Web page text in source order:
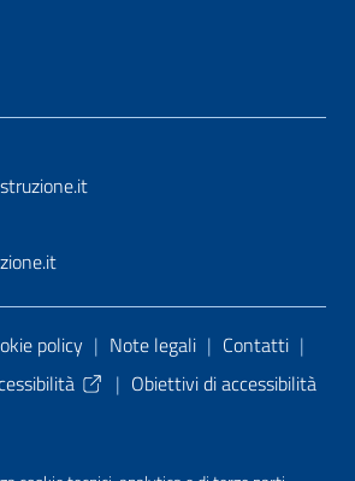
Utili
policy | Note legali | Contatti |
| Obiettivi di accessibilità